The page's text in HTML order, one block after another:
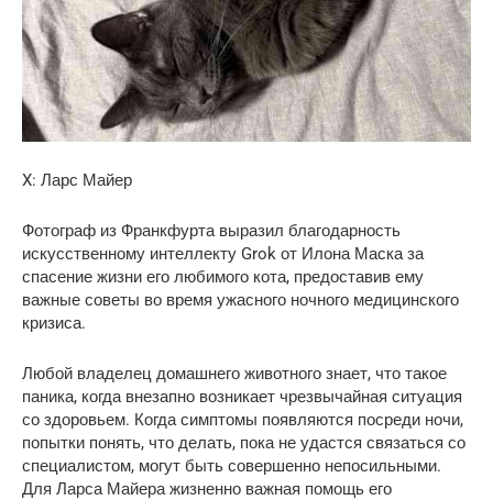
X: Ларс Майер
Фотограф из Франкфурта выразил благодарность
искусственному интеллекту Grok от Илона Маска за
спасение жизни его любимого кота, предоставив ему
важные советы во время ужасного ночного медицинского
кризиса.
Любой владелец домашнего животного знает, что такое
паника, когда внезапно возникает чрезвычайная ситуация
со здоровьем. Когда симптомы появляются посреди ночи,
попытки понять, что делать, пока не удастся связаться со
специалистом, могут быть совершенно непосильными.
Для Ларса Майера жизненно важная помощь его